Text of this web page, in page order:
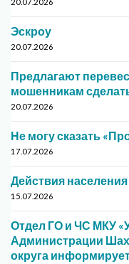
20.07.2026
Эскроу
20.07.2026
Предлагают
мошенникам
20.07.2026
Не могу сказать
17.07.2026
Действия
15.07.2026
Отдел ГО и ЧС МКУ
Администрации
округа